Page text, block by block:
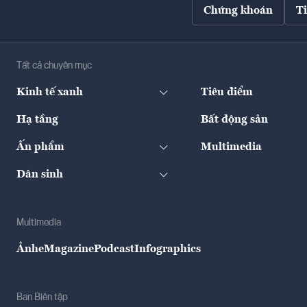
Chứng khoán
Tất cả chuyên mục
Kinh tế xanh Tiêu điểm
Hạ tầng Bất động sản
Ấn phẩm Multimedia
Dân sinh
Multimedia
ẢnheMagazinePodcastInfographics
Ban Biên tập